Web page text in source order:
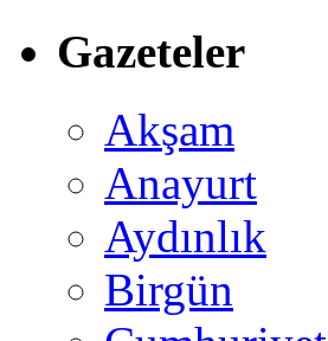
Gazeteler
Akşam
Anayurt
Aydınlık
Birgün